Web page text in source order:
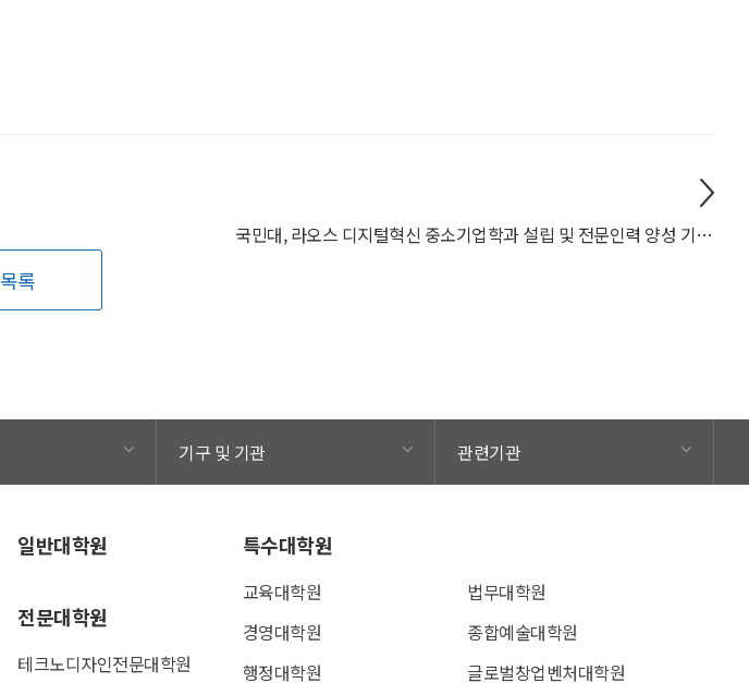
국민대, 라오스 디지털혁신 중소기업학과 설립 및 전문인력 양성 기반 구축 위한 기초선조사 마쳐
목록
기구 및 기관 관련기관
일반대학원
전문대학원
테크노디자인전문대학원
특수대학원
교육대학원
경영대학원
행정대학원
법무대학원
종합예술대학원
글로벌창업벤처대학원